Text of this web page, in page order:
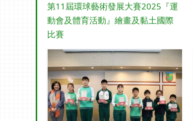
第11屆環球藝術發展大賽2025『運
動會及體育活動』繪畫及黏土國際
比賽